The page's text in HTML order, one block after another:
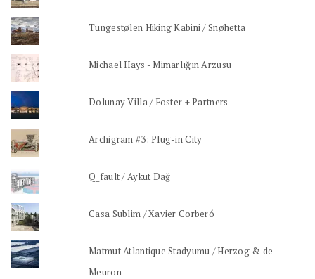
Tungestølen Hiking Kabini / Snøhetta
Michael Hays - Mimarlığın Arzusu
Dolunay Villa / Foster + Partners
Archigram #3: Plug-in City
Q_fault / Aykut Dağ
Casa Sublim / Xavier Corberó
Matmut Atlantique Stadyumu / Herzog & de
Meuron